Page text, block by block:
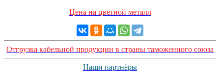
Цена на цветной металл
Отгрузка кабельной продукции в страны таможенного союза
Наши партнёры